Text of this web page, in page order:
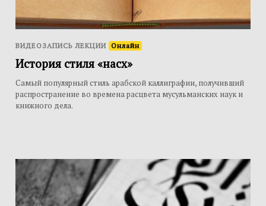
ВИДЕОЗАПИСЬ ЛЕКЦИИ Онлайн
История стиля «насх»
Самый популярный стиль арабской каллиграфии, получивший
распространение во времена расцвета мусульманских наук и
книжного дела.